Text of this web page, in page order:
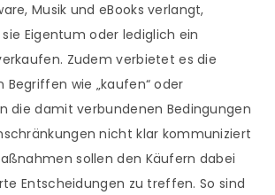
Musik und eBooks verlangt,
Eigentum oder lediglich ein
Zudem verbietet es die
Begriffen wie „kaufen“ oder
die damit verbundenen Bedingungen
nicht klar kommuniziert
sollen den Käufern dabei
Entscheidungen zu treffen. So sind